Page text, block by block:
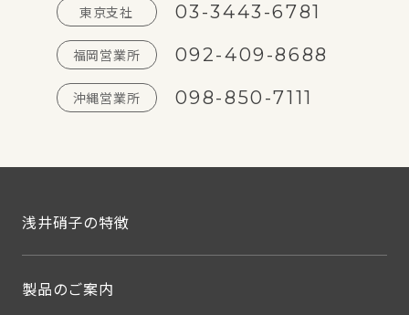
東京支社 03-3443-6781
福岡営業所 092-409-8688
沖縄営業所 098-850-7111
浅井硝子の特徴
製品のご案内